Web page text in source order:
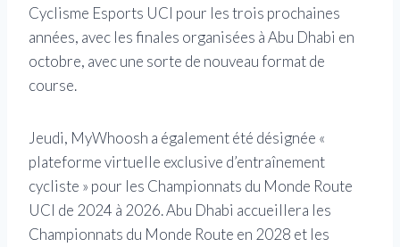
Cyclisme Esports UCI pour les trois prochaines
années, avec les finales organisées à Abu Dhabi en
octobre, avec une sorte de nouveau format de
course.
Jeudi, MyWhoosh a également été désignée «
plateforme virtuelle exclusive d’entraînement
cycliste » pour les Championnats du Monde Route
UCI de 2024 à 2026. Abu Dhabi accueillera les
Championnats du Monde Route en 2028 et les